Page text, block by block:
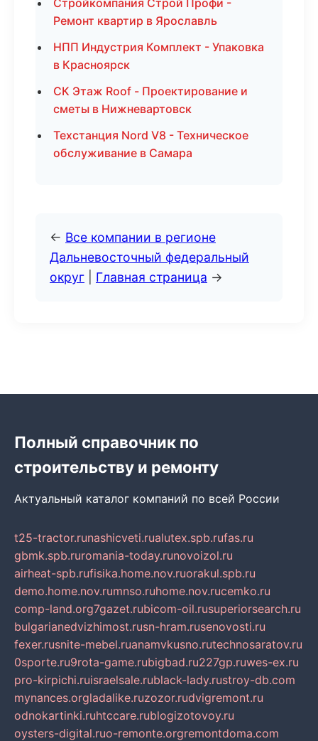
Стройкомпания Строй Профи -
Ремонт квартир в Ярославль
НПП Индустрия Комплект - Упаковка
в Красноярск
СК Этаж Roof - Проектирование и
сметы в Нижневартовск
Техстанция Nord V8 - Техническое
обслуживание в Самара
← Все компании в регионе
Дальневосточный федеральный
округ
Главная страница →
Полный справочник по
строительству и ремонту
Актуальный каталог компаний по всей России
t25-tractor.runashicveti.rualutex.spb.rufas.ru
gbmk.spb.ruromania-today.runovoizol.ru
airheat-spb.rufisika.home.nov.ruorakul.spb.ru
demo.home.nov.rumnso.ruhome.nov.rucemko.ru
comp-land.org7gazet.rubicom-oil.rusuperiorsearch.ru
bulgarianedvizhimost.rusn-hram.rusenovosti.ru
fexer.rusnite-mebel.ruanamvkusno.rutechnosaratov.ru
0sporte.ru9rota-game.rubigbad.ru227gp.ruwes-ex.ru
pro-kirpichi.ruisraelsale.rublack-lady.rustroy-db.com
mynances.orgladalike.ruzozor.rudvigremont.ru
odnokartinki.ruhtccare.rublogizotovoy.ru
oysters-digital.ruo-remonte.orgremontdoma.com